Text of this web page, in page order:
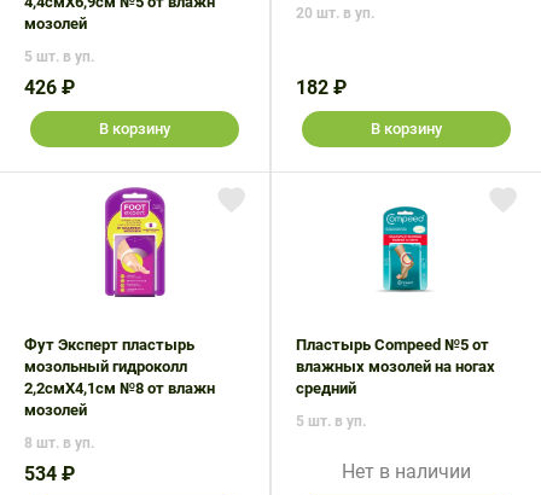
мозолей
5 шт. в уп.
426 ₽
В корзину
20 шт. в уп.
182 ₽
В корзину
Фут Эксперт пластырь
мозольный гидроколл
2,2смX4,1см №8 от влажн
мозолей
8 шт. в уп.
534 ₽
Пластырь Compeed №5 от
влажных мозолей на ногах
средний
5 шт. в уп.
Нет в наличии